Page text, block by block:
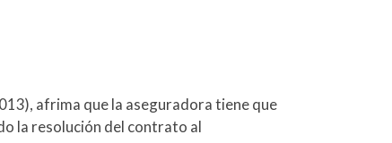
afrima que la aseguradora tiene que
la resolución del contrato al